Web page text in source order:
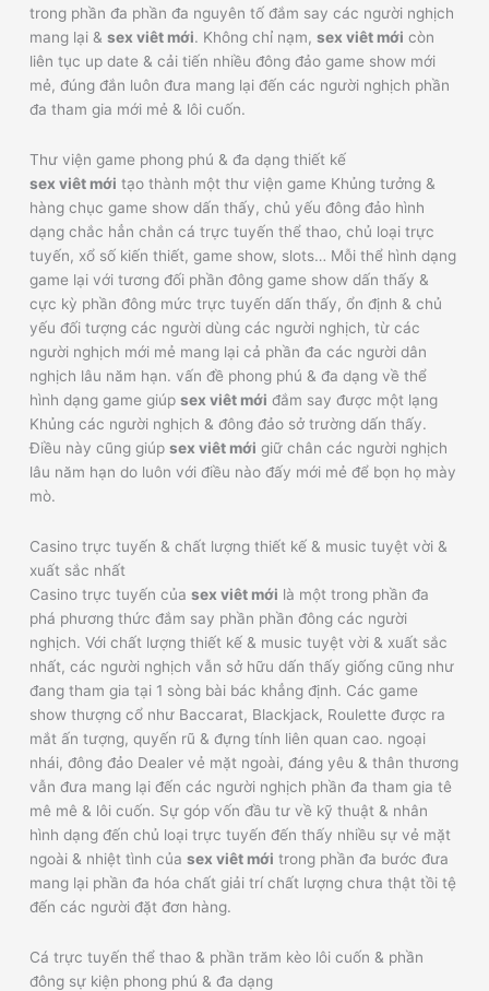
trong phần đa phần đa nguyên tố đắm say các người nghịch
mang lại &sex viêt mới. Không chỉ nạm,sex viêt mới còn
liên tục up date & cải tiến nhiều đông đảo game show mới
mẻ, đúng đắn luôn đưa mang lại đến các người nghịch phần
đa tham gia mới mẻ & lôi cuốn.
Thư viện game phong phú & đa dạng thiết kế
sex viêt mới tạo thành một thư viện game Khủng tưởng &
hàng chục game show dấn thấy, chủ yếu đông đảo hình
dạng chắc hẳn chắn cá trực tuyến thể thao, chủ loại trực
tuyến, xổ số kiến thiết, game show, slots… Mỗi thể hình dạng
game lại với tương đối phần đông game show dấn thấy &
cực kỳ phần đông mức trực tuyến dấn thấy, ổn định & chủ
yếu đối tượng các người dùng các người nghịch, từ các
người nghịch mới mẻ mang lại cả phần đa các người dân
nghịch lâu năm hạn. vấn đề phong phú & đa dạng về thể
hình dạng game giúpsex viêt mới đắm say được một lạng
Khủng các người nghịch & đông đảo sở trường dấn thấy.
Điều này cũng giúpsex viêt mới giữ chân các người nghịch
lâu năm hạn do luôn với điều nào đấy mới mẻ để bọn họ mày
mò.
Casino trực tuyến & chất lượng thiết kế & music tuyệt vời &
xuất sắc nhất
Casino trực tuyến củasex viêt mới là một trong phần đa
phá phương thức đắm say phần phần đông các người
nghịch. Với chất lượng thiết kế & music tuyệt vời & xuất sắc
nhất, các người nghịch vẫn sở hữu dấn thấy giống cũng như
đang tham gia tại 1 sòng bài bác khẳng định. Các game
show thượng cổ như Baccarat, Blackjack, Roulette được ra
mắt ấn tượng, quyến rũ & đựng tính liên quan cao. ngoại
nhái, đông đảo Dealer vẻ mặt ngoài, đáng yêu & thân thương
vẫn đưa mang lại đến các người nghịch phần đa tham gia tê
mê mê & lôi cuốn. Sự góp vốn đầu tư về kỹ thuật & nhân
hình dạng đến chủ loại trực tuyến đến thấy nhiều sự vẻ mặt
ngoài & nhiệt tình củasex viêt mới trong phần đa bước đưa
mang lại phần đa hóa chất giải trí chất lượng chưa thật tồi tệ
đến các người đặt đơn hàng.
Cá trực tuyến thể thao & phần trăm kèo lôi cuốn & phần
đông sự kiện phong phú & đa dạng